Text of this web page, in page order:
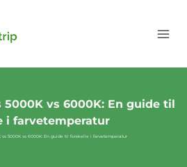
5000K vs 6000K: En guide til
i farvetemperatur
vs 5000K vs 6000K: En guide til forskelle i farvetemperatur